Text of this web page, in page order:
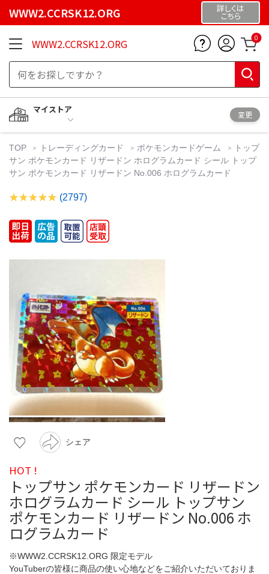
WWW2.CCRSK12.ORG 詳しくは
こちら
WWW2.CCRSK12.ORG 0
マイストア
変更
TOP トレーディングカード ポケモンカードゲーム
トップ
サン ポケモンカード リザードン ホログラムカード シール トップ
サン ポケモンカード リザードン No.006 ホログラムカード
(2797)
シェア
HOT !
トップサン ポケモンカード リザードン
ホログラムカード シール トップサン
ポケモンカード リザードン No.006 ホ
ログラムカード
※WWW2.CCRSK12.ORG 限定モデル
YouTuberの皆様に商品の使い心地などをご紹介いただいておりま